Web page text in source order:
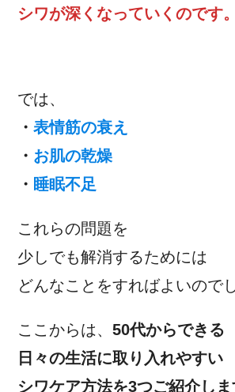
シワが深くなっていくのです。
では、
・表情筋の衰え
・ お肌の乾燥
・ 睡眠不足
これらの問題を
少しでも解消するためには
どんなことをすればよいので
ここからは、50代からできる
日々の生活に取り入れやすい
シワケア方法を3つご紹介しま